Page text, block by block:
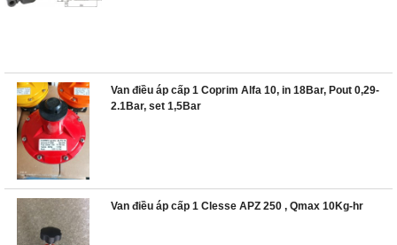
Van điều áp cấp 1 Coprim Alfa 10, in 18Bar, Pout 0,29-
2.1Bar, set 1,5Bar
Van điều áp cấp 1 Clesse APZ 250 , Qmax 10Kg-hr